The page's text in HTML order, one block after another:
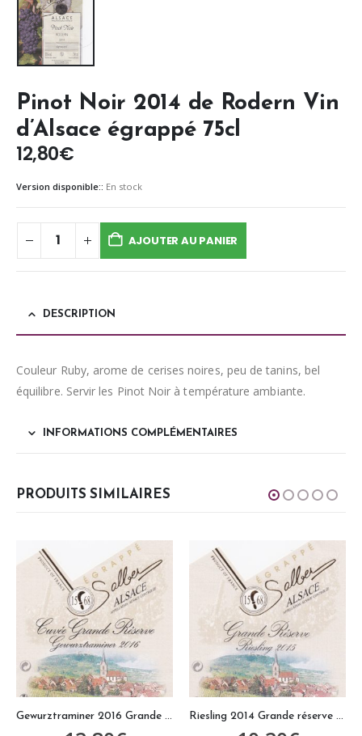
Pinot Noir 2014 de Rodern Vin
d’Alsace égrappé 75cl
12,80€
Version disponible:: En stock
AJOUTER AU PANIER
DESCRIPTION
Couleur Ruby, arome de cerises noires, peu de tanins, bel
équilibre. Servir les Pinot Noir à température ambiante.
INFORMATIONS COMPLÉMENTAIRES
PRODUITS SIMILAIRES
Gewurztraminer 2016 Grande Réserve Vin d’Alsace égrappé75cl Riesling 2014 Grande réserve Vin d’Alsace égrappé 75cl